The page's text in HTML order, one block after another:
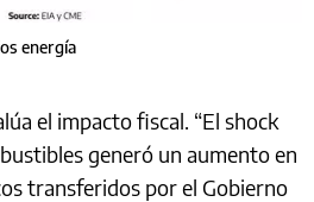
energía
el impacto fiscal. “El shock
generó un aumento en
transferidos por el Gobierno